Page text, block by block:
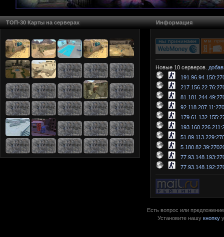
ТОП-30 Карты на серверах Информация
Новые 10 серверов.
Есть вопрос или
Установите нашукнопку